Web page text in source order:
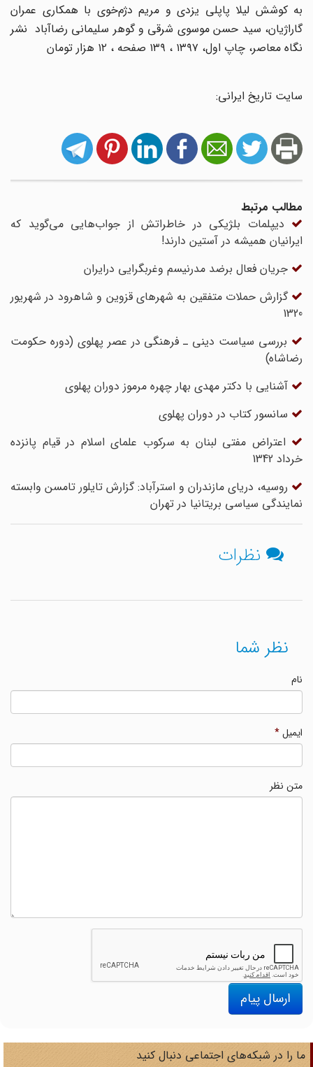
به کوشش لیلا پاپلی یزدی و مریم دژم‌خوی با همکاری عمران
گاراژیان، سید حسن موسوی شرقی و گوهر سلیمانی رضاآباد نشر
نگاه معاصر، چاپ اول، ۱۳۹۷ ، ۱۳۹ صفحه ، ۱۲ هزار تومان
سایت تاریخ ایرانی:
مطالب مرتبط
دیپلمات بلژیکی در خاطراتش از جواب‌هایی می‌گوید که
ایرانیان همیشه در آستین دارند!
جریان فعال برضد مدرنیسم وغربگرایی درایران
گزارش حملات متفقین به شهرهای قزوین و شاهرود در شهریور
1320
بررسی سیاست دینی ـ فرهنگی در عصر پهلوی (دوره حکومت
رضاشاه)
آشنایی با دکتر مهدی بهار چهره مرموز دوران پهلوی
سانسور کتاب در دوران پهلوی
اعتراض مفتی لبنان به سرکوب علمای اسلام در قیام پانزده
خرداد 1342
روسیه، دریای مازندران و استرآباد: گزارش تایلور تامسن وابسته
نمایندگی سیاسی بریتانیا در تهران
نظرات
نظر شما
ایمیل*
متن نظر
ارسال پیام
را در شبکه‌های اجتماعی دنبال کنید